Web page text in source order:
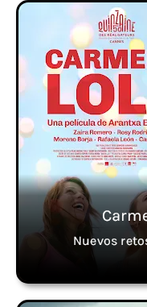
Nuevos